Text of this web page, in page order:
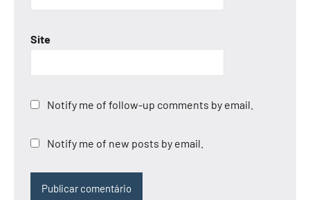
Site
Notify me of follow-up comments by email.
Notify me of new posts by email.